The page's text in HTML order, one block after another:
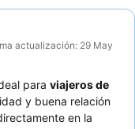
actualización: 29 May
para viajeros de
y buena relación
en la